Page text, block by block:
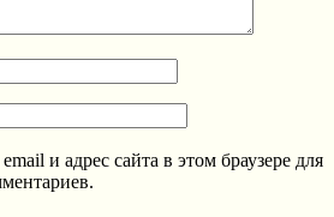
и адрес сайта в этом браузере для